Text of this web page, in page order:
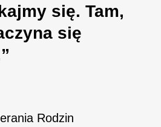
się. Tam,
się
Rodzin